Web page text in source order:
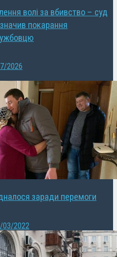
волі за вбивство – суд
покарання
2026
заради перемоги
03/2022